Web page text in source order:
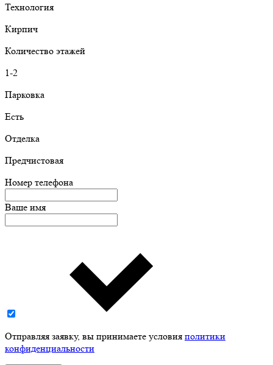
Технология
Кирпич
Количество этажей
1-2
Парковка
Есть
Отделка
Предчистовая
Номер телефона
Ваше имя
Отправляя заявку, вы принимаете условия политики
конфиденциальности